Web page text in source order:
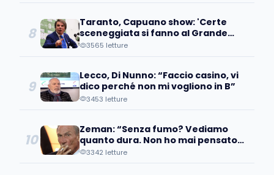
8
Taranto, Capuano show: 'Certe
sceneggiata si fanno al Grande
Fratello non in una squadra'
3565 letture
9
Lecco, Di Nunno: “Faccio casino, vi
dico perché non mi vogliono in B”
3453 letture
10
Zeman: “Senza fumo? Vediamo
quanto dura. Non ho mai pensato
di…”
3342 letture